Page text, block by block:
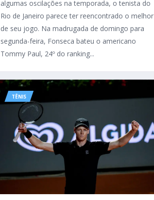
algumas oscilações na temporada, o tenista do
Rio de Janeiro parece ter reencontrado o melhor
de seu jogo. Na madrugada de domingo para
segunda-feira, Fonseca bateu o americano
Tommy Paul, 24º do ranking...
TÊNIS